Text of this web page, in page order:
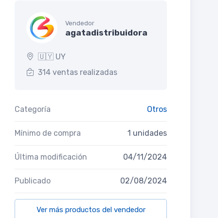
Vendedor
agatadistribuidora
🇺🇾 UY
314 ventas realizadas
Categoría Otros
Mínimo de compra 1 unidades
Última modificación 04/11/2024
Publicado 02/08/2024
Ver más productos del vendedor